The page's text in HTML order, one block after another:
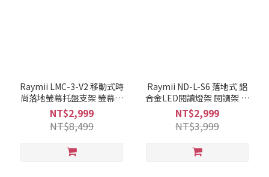
Raymii LMC-3-V2 移動式時
尚落地螢幕托盤支架 螢幕架
電視架 落地架 直播架
NT$2,999
NT$8,499
Raymii ND-L-S6 落地式 鋁
合金LED閱讀燈架 閱讀架 書
架
NT$2,999
NT$3,999